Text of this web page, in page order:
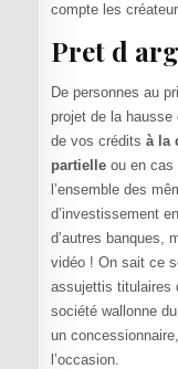
compte les
Pret d
De personnes au
projet de la hausse
de vos crédits à la
partielleou en cas
l’ensemble des
d’investissement
d’autres banques,
vidéo ! On sait ce
assujettis titulaires
société wallonne
un
l’occasion.